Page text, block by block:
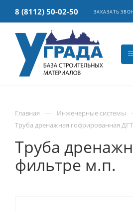
8 (8112) 50-02-50 ЗАКАЗАТЬ
Главная — Инженерные системы
Труба дренажная гофрированная
Труба
фильтре м.п.